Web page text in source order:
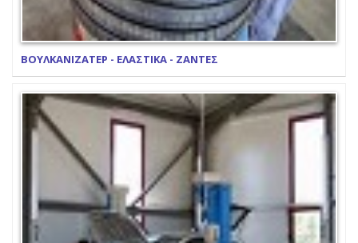
ΒΟΥΛΚΑΝΙΖΑΤΕΡ - ΕΛΑΣΤΙΚΑ - ΖΑΝΤΕΣ